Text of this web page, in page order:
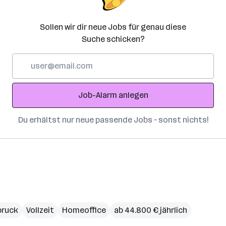
Sollen wir dir neue Jobs für genau diese
Suche schicken?
Adresse
Job-Alarm anlegen
Du erhältst nur neue passende Jobs – sonst nichts!
Vollzeit Homeoffice ab 44.800 € jährlich